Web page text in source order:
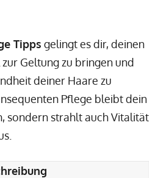
Tipps gelingt es dir, deinen
Geltung zu bringen und
deiner Haare zu
Pflege bleibt dein
sondern strahlt auch Vitalität